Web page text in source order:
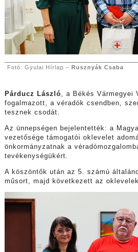
Fotó: Gyulai Hírlap – Rusznyák Csaba
Párducz László, a Békés Vármegyei
fogalmazott, a véradók csendben,
tesznek csodát.
Az ünnepségen bejelentették: a
vezetősége támogatói oklevelet
önkormányzatnak a
tevékenységükért.
A köszöntők után az 5. számú
műsort, majd következett az oklevelek